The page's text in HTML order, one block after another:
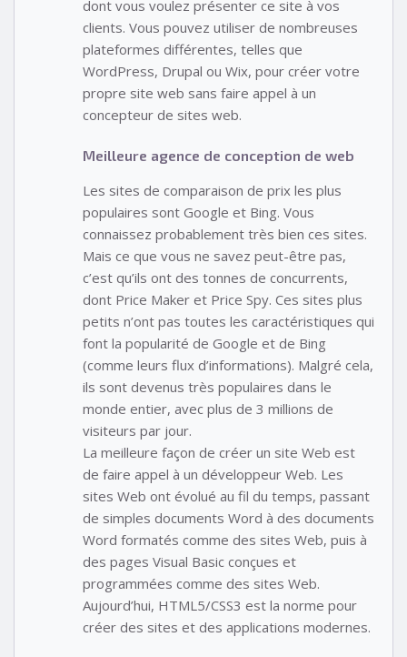
dont vous voulez présenter ce site à vos
clients. Vous pouvez utiliser de nombreuses
plateformes différentes, telles que
WordPress, Drupal ou Wix, pour créer votre
propre site web sans faire appel à un
concepteur de sites web.
Meilleure agence de conception de web
Les sites de comparaison de prix les plus
populaires sont Google et Bing. Vous
connaissez probablement très bien ces sites.
Mais ce que vous ne savez peut-être pas,
c’est qu’ils ont des tonnes de concurrents,
dont Price Maker et Price Spy. Ces sites plus
petits n’ont pas toutes les caractéristiques qui
font la popularité de Google et de Bing
(comme leurs flux d’informations). Malgré cela,
ils sont devenus très populaires dans le
monde entier, avec plus de 3 millions de
visiteurs par jour.
La meilleure façon de créer un site Web est
de faire appel à un développeur Web. Les
sites Web ont évolué au fil du temps, passant
de simples documents Word à des documents
Word formatés comme des sites Web, puis à
des pages Visual Basic conçues et
programmées comme des sites Web.
Aujourd’hui, HTML5/CSS3 est la norme pour
créer des sites et des applications modernes.